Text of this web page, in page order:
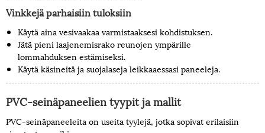
Vinkkejä parhaisiin tuloksiin
Käytä aina vesivaakaa varmistaaksesi kohdistuksen.
Jätä pieni laajenemisrako reunojen ympärille
lommahduksen estämiseksi.
Käytä käsineitä ja suojalaseja leikkaaessasi paneeleja.
PVC-seinäpaneelien tyypit ja mallit
PVC-seinäpaneeleita on useita tyylejä, jotka sopivat erilaisiin